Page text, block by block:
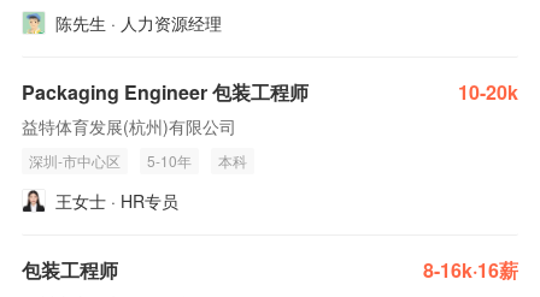
陈先生 · 人力资源经理
Packaging Engineer 包装工程师 10-20k
益特体育发展(杭州)有限公司
深圳-市中心区 5-10年 本科
王女士 · HR专员
包装工程师 8-16k·16薪